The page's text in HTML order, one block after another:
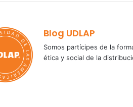
Blog UDLAP
Somos partícipes de la
ética y social de la